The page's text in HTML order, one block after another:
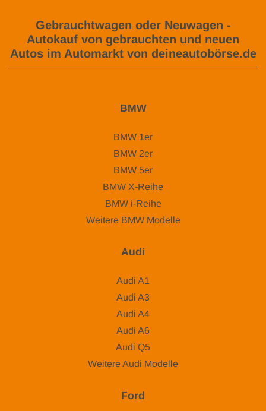
Gebrauchtwagen oder Neuwagen -
Autokauf von gebrauchten und neuen
Autos im Automarkt von deineautobörse.de
BMW
BMW 1er
BMW 2er
BMW 5er
BMW X-Reihe
BMW i-Reihe
Weitere BMW Modelle
Audi
Audi A1
Audi A3
Audi A4
Audi A6
Audi Q5
Weitere Audi Modelle
Ford